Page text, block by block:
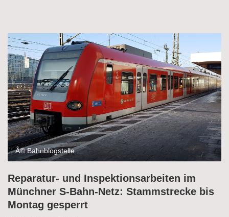
Â© Bahnblogstelle
Reparatur- und Inspektionsarbeiten im
Münchner S-Bahn-Netz: Stammstrecke bis
Montag gesperrt